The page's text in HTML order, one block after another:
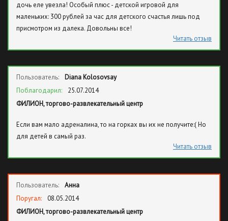
дочь еле увезла! Особый плюс - детской игровой для
маленьких: 300 рублей за час для детского счастья лишь под
присмотром из далека. Довольны все!
Читать отзыв
Пользователь:
Diana Kolosovsay
Поблагодарил:
25.07.2014
ФИЛИОН, торгово-развлекательный центр
Если вам мало адреналина, то на горках вы их не получите:( Но
для детей в самый раз.
Читать отзыв
Пользователь:
Анна
Поругал:
08.05.2014
ФИЛИОН, торгово-развлекательный центр